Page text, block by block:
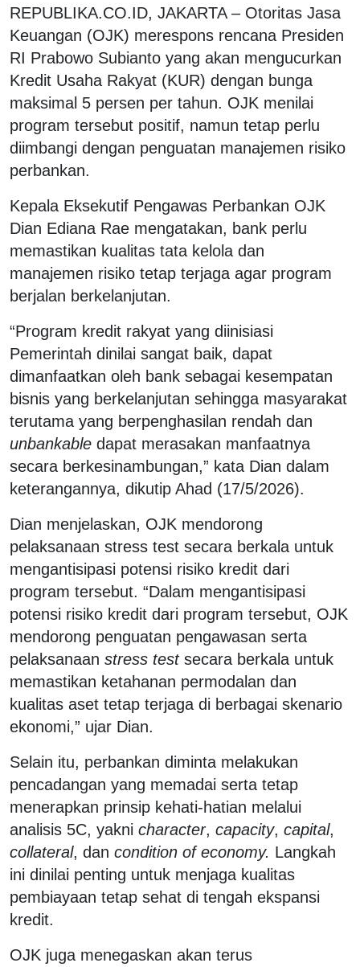
REPUBLIKA.CO.ID, JAKARTA – Otoritas Jasa
Keuangan (OJK) merespons rencana Presiden
RI Prabowo Subianto yang akan mengucurkan
Kredit Usaha Rakyat (KUR) dengan bunga
maksimal 5 persen per tahun. OJK menilai
program tersebut positif, namun tetap perlu
diimbangi dengan penguatan manajemen risiko
perbankan.
Kepala Eksekutif Pengawas Perbankan OJK
Dian Ediana Rae mengatakan, bank perlu
memastikan kualitas tata kelola dan
manajemen risiko tetap terjaga agar program
berjalan berkelanjutan.
“Program kredit rakyat yang diinisiasi
Pemerintah dinilai sangat baik, dapat
dimanfaatkan oleh bank sebagai kesempatan
bisnis yang berkelanjutan sehingga masyarakat
terutama yang berpenghasilan rendah dan
unbankable dapat merasakan manfaatnya
secara berkesinambungan,” kata Dian dalam
keterangannya, dikutip Ahad (17/5/2026).
Dian menjelaskan, OJK mendorong
pelaksanaan stress test secara berkala untuk
mengantisipasi potensi risiko kredit dari
program tersebut. “Dalam mengantisipasi
potensi risiko kredit dari program tersebut, OJK
mendorong penguatan pengawasan serta
pelaksanaan stress testsecara berkala untuk
memastikan ketahanan permodalan dan
kualitas aset tetap terjaga di berbagai skenario
ekonomi,” ujar Dian.
Selain itu, perbankan diminta melakukan
pencadangan yang memadai serta tetap
menerapkan prinsip kehati-hatian melalui
analisis 5C, yakni character, capacity, capital,
collateral, dan condition of economy. Langkah
ini dinilai penting untuk menjaga kualitas
pembiayaan tetap sehat di tengah ekspansi
kredit.
OJK juga menegaskan akan terus